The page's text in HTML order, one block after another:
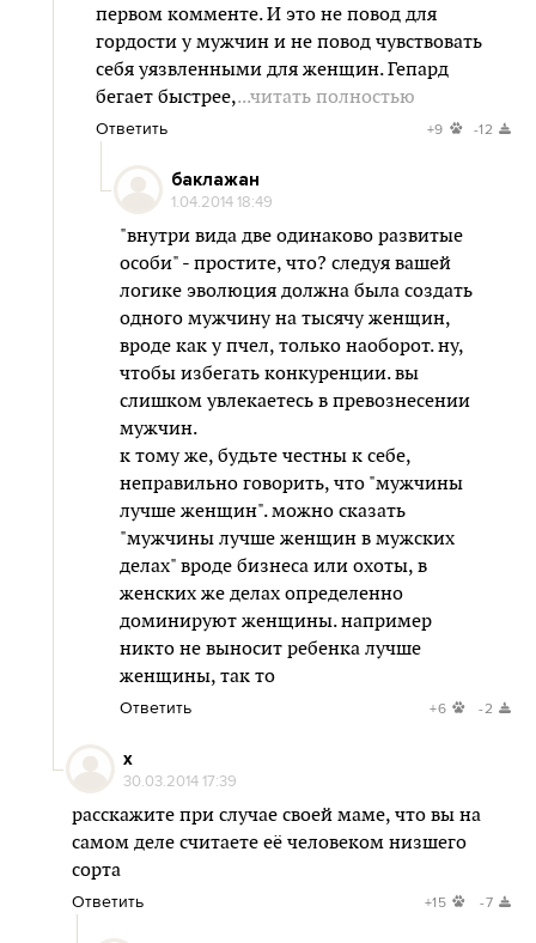
первом комменте. И это не повод для
гордости у мужчин и не повод чувствовать
себя уязвленными для женщин. Гепард
бегает быстрее,...читать полностью
Ответить +9 -12
баклажан
1.04.2014 18:49
"внутри вида две одинаково развитые
особи" - простите, что? следуя вашей
логике эволюция должна была создать
одного мужчину на тысячу женщин,
вроде как у пчел, только наоборот. ну,
чтобы избегать конкуренции. вы
слишком увлекаетесь в превознесении
мужчин.
к тому же, будьте честны к себе,
неправильно говорить, что "мужчины
лучше женщин". можно сказать
"мужчины лучше женщин в мужских
делах" вроде бизнеса или охоты, в
женских же делах определенно
доминируют женщины. например
никто не выносит ребенка лучше
женщины, так то
Ответить +6 -2
x
30.03.2014 17:39
расскажите при случае своей маме, что вы на
самом деле считаете её человеком низшего
сорта
Ответить +15 -7